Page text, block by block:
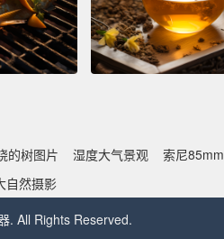
的树图片 湿度大气景观
索尼
自然摄影
. All Rights Reserved.